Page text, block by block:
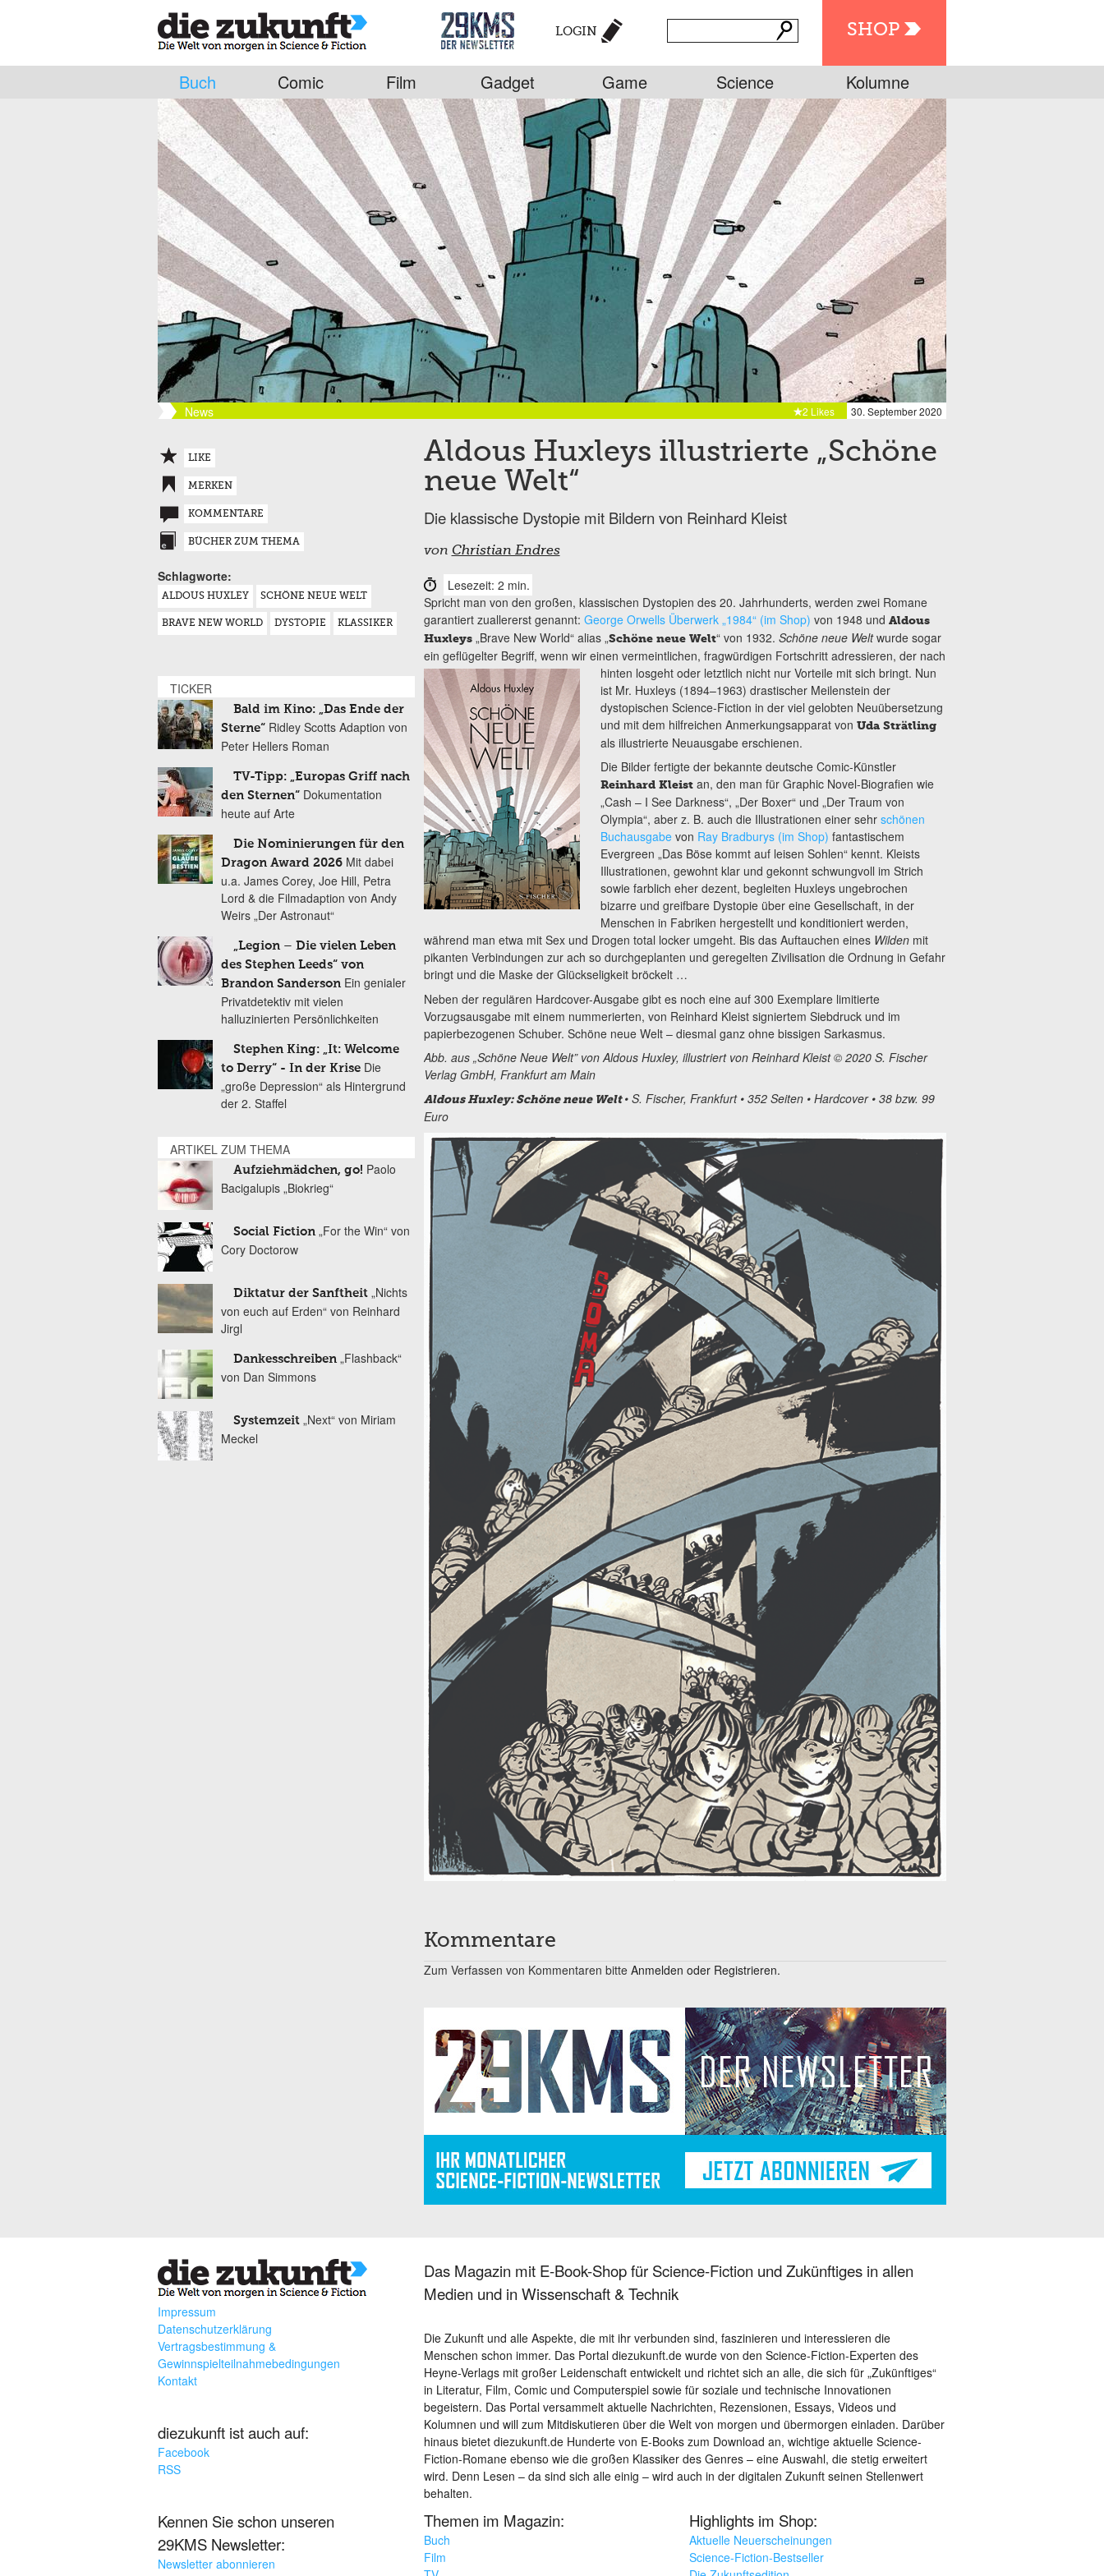
SHOP
LOGIN
Buch Comic Film Gadget Game Science Kolumne
News 30. September 2020
2 Likes
Aldous Huxleys illustrierte „Schöne
neue Welt“
Die klassische Dystopie mit Bildern von Reinhard Kleist
von Christian Endres
Lesezeit: 2 min.
Spricht man von den großen, klassischen Dystopien des 20. Jahrhunderts, werden zwei Romane
garantiert zuallererst genannt: George Orwells Überwerk „1984“ (im Shop) von 1948 und Aldous
Huxleys„Brave New World“ alias „Schöne neue Welt“ von 1932. Schöne neue Weltwurde sogar
ein geflügelter Begriff, wenn wir einen vermeintlichen, fragwürdigen Fortschritt adressieren, der nach
hinten losgeht oder letztlich nicht nur Vorteile mit sich bringt. Nun
ist Mr. Huxleys (1894–1963) drastischer Meilenstein der
dystopischen Science-Fiction in der viel gelobten Neuübersetzung
und mit dem hilfreichen Anmerkungsapparat vonUda Strätling
als illustrierte Neuausgabe erschienen.
Die Bilder fertigte der bekannte deutsche Comic-Künstler
Reinhard Kleist an, den man für Graphic Novel-Biografien wie
„Cash – I See Darkness“, „Der Boxer“ und „Der Traum von
Olympia“, aber z. B. auch die Illustrationen einer sehrschönen
Buchausgabe von Ray Bradburys (im Shop) fantastischem
Evergreen „Das Böse kommt auf leisen Sohlen“ kennt. Kleists
Illustrationen, gewohnt klar und gekonnt schwungvoll im Strich
sowie farblich eher dezent, begleiten Huxleys ungebrochen
bizarre und greifbare Dystopie über eine Gesellschaft, in der
Menschen in Fabriken hergestellt und konditioniert werden,
während man etwa mit Sex und Drogen total locker umgeht. Bis das Auftauchen eines Wilden mit
pikanten Verbindungen zur ach so durchgeplanten und geregelten Zivilisation die Ordnung in Gefahr
bringt und die Maske der Glückseligkeit bröckelt …
Neben der regulären Hardcover-Ausgabe gibt es noch eine auf 300 Exemplare limitierte
Vorzugsausgabe mit einem nummerierten, von Reinhard Kleist signiertem Siebdruck und im
papierbezogenen Schuber. Schöne neue Welt – diesmal ganz ohne bissigen Sarkasmus.
Abb. aus „Schöne Neue Welt” von Aldous Huxley, illustriert von Reinhard Kleist © 2020 S. Fischer
Verlag GmbH, Frankfurt am Main
Aldous Huxley: Schöne neue Welt• S. Fischer, Frankfurt • 352 Seiten • Hardcover • 38 bzw. 99
Euro
Kommentare
Zum Verfassen von Kommentaren bitte Anmelden oder Registrieren.
LIKE
MERKEN
KOMMENTARE
BÜCHER ZUM THEMA
Schlagworte:
ALDOUS HUXLEY SCHÖNE NEUE WELT
BRAVE NEW WORLD DYSTOPIE KLASSIKER
TICKER
Bald im Kino: „Das Ende der
Sterne“ Ridley Scotts Adaption von
Peter Hellers Roman
TV-Tipp: „Europas Griff nach
den Sternen“ Dokumentation
heute auf Arte
Die Nominierungen für den
Dragon Award 2026 Mit dabei
u.a. James Corey, Joe Hill, Petra
Lord & die Filmadaption von Andy
Weirs „Der Astronaut“
„Legion – Die vielen Leben
des Stephen Leeds“ von
Brandon Sanderson Ein genialer
Privatdetektiv mit vielen
halluzinierten Persönlichkeiten
Stephen King: „It: Welcome
to Derry“ - In der Krise Die
„große Depression“ als Hintergrund
der 2. Staffel
ARTIKEL ZUM THEMA
Aufziehmädchen, go! Paolo
Bacigalupis „Biokrieg“
Social Fiction „For the Win“ von
Cory Doctorow
Diktatur der Sanftheit „Nichts
von euch auf Erden“ von Reinhard
Jirgl
Dankesschreiben „Flashback“
von Dan Simmons
Systemzeit „Next“ von Miriam
Meckel
Impressum
Datenschutzerklärung
Vertragsbestimmung &
Gewinnspielteilnahmebedingungen
Kontakt
diezukunft ist auch auf:
Facebook
RSS
Kennen Sie schon unseren
29KMS Newsletter:
Newsletter abonnieren
Das Magazin mit E-Book-Shop für Science-Fiction und Zukünftiges in allen
Medien und in Wissenschaft & Technik
Die Zukunft und alle Aspekte, die mit ihr verbunden sind, faszinieren und interessieren die
Menschen schon immer. Das Portal diezukunft.de wurde von den Science-Fiction-Experten des
Heyne-Verlags mit großer Leidenschaft entwickelt und richtet sich an alle, die sich für „Zukünftiges“
in Literatur, Film, Comic und Computerspiel sowie für soziale und technische Innovationen
begeistern. Das Portal versammelt aktuelle Nachrichten, Rezensionen, Essays, Videos und
Kolumnen und will zum Mitdiskutieren über die Welt von morgen und übermorgen einladen. Darüber
hinaus bietet diezukunft.de Hunderte von E-Books zum Download an, wichtige aktuelle Science-
Fiction-Romane ebenso wie die großen Klassiker des Genres – eine Auswahl, die stetig erweitert
wird. Denn Lesen – da sind sich alle einig – wird auch in der digitalen Zukunft seinen Stellenwert
behalten.
Themen im Magazin:
Buch
Film
Highlights im Shop:
Aktuelle Neuerscheinungen
Science-Fiction-Bestseller